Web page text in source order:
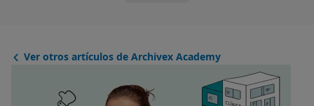
Ver otros artículos de Archivex Academy